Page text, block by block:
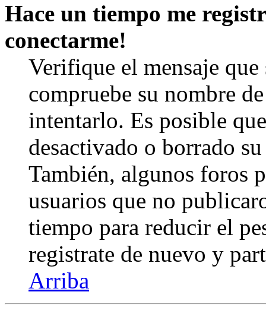
Hace un tiempo me
conectarme!
Verifique el mensaje
compruebe su nombre
intentarlo. Es posible
desactivado o borrado
También, algunos foros
usuarios que no
tiempo para reducir el
registrate de nuevo y
Arriba